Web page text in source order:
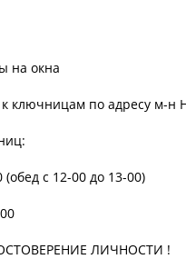
на окна
к ключницам по адресу м-
с 12-00 до 13-00)
ЛИЧНОСТИ !